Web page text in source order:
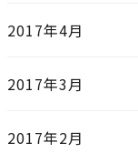
2017年4月
2017年3月
2017年2月